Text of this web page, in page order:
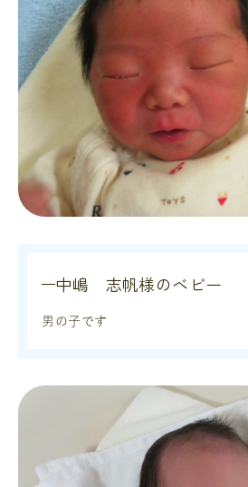
中嶋 志帆様のベビー
男の子です